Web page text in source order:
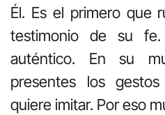
Él. Es el primero que
testimonio de su
auténtico. En su
presentes los
quiere imitar. Por eso